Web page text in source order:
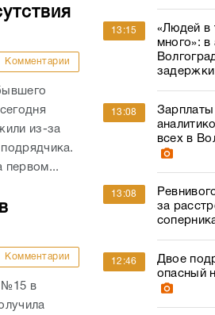
Комментарии
из-за
первом...
Комментарии
№15 в
13:15
«Людей в
много»: в
13:08
всех в
13:08
за
12:46
Двое
опасный